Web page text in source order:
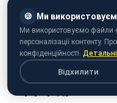
Серфер душі
🍪 Ми
Ми використовуємо файли
персоналізації контенту.
конфіденційності.
Відхилити